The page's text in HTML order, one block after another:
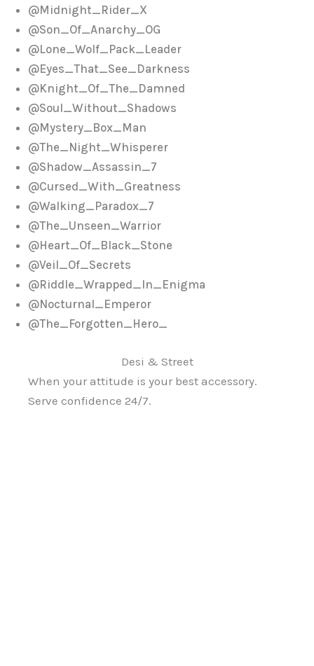
@Midnight_Rider_X
@Son_Of_Anarchy_OG
@Lone_Wolf_Pack_Leader
@Eyes_That_See_Darkness
@Knight_Of_The_Damned
@Soul_Without_Shadows
@Mystery_Box_Man
@The_Night_Whisperer
@Shadow_Assassin_7
@Cursed_With_Greatness
@Walking_Paradox_7
@The_Unseen_Warrior
@Heart_Of_Black_Stone
@Veil_Of_Secrets
@Riddle_Wrapped_In_Enigma
@Nocturnal_Emperor
@The_Forgotten_Hero_
Desi & Street
When your attitude is your best accessory.
Serve confidence 24/7.